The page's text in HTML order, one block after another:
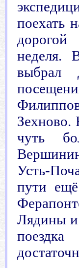
поехать
дорогой
неделя.
выбрал
Зехново.
чуть
Усть-
пути
Лядины и